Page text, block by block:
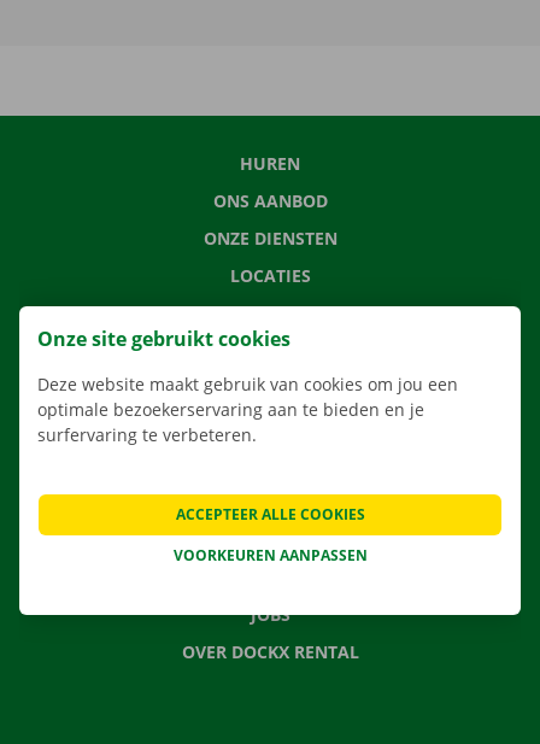
HUREN
ONS AANBOD
ONZE DIENSTEN
LOCATIES
APP
VERHUISOPLOSSINGEN
VEELGESTELDE VRAGEN
NIEUWS
JOBS
OVER DOCKX RENTAL
Onze site gebruikt cookies
Deze website maakt gebruik van cookies om jou een
optimale bezoekerservaring aan te bieden en je
surfervaring te verbeteren.
VOORKEUREN AANPASSEN
ACCEPTEER ALLE COOKIES